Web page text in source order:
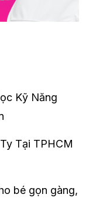
Kỹ Năng
Tại TPHCM
bé gọn gàng,